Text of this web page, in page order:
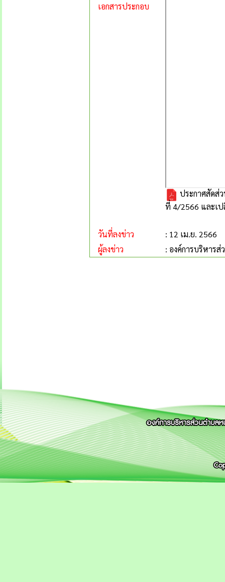
เอกสารประกอบ
ประกาศสัดส่
ที่ 4/2566 และเ
วันที่ลงข่าว
: 12 เม.ย. 2566
ผู้ลงข่าว
: องค์การบริหาร